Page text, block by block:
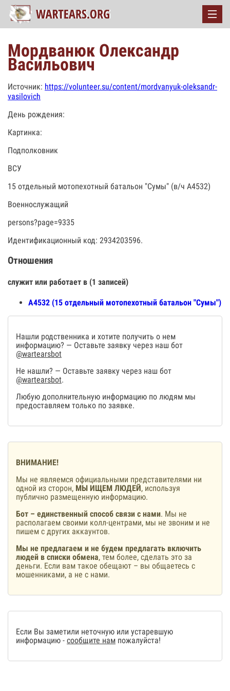
Мордванюк Олександр
Васильович
Источник: https://volunteer.su/content/mordvanyuk-oleksandr-
vasilovich
День рождения:
Картинка:
Подполковник
ВСУ
15 отдельный мотопехотный батальон "Сумы" (в/ч А4532)
Военнослужащий
persons?page=9335
Идентификационный код: 2934203596.
Отношения
служит или работает в (1 записей)
А4532 (15 отдельный мотопехотный батальон "Сумы")
Нашли родственника и хотите получить о нем
информацию? — Оставьте заявку через наш бот
@wartearsbot
Не нашли? — Оставьте заявку через наш бот
@wartearsbot.
Любую дополнительную информацию по людям мы
предоставляем только по заявке.
ВНИМАНИЕ!
Мы не являемся официальными представителями ни
одной из сторон, МЫ ИЩЕМ ЛЮДЕЙ, используя
публично размещенную информацию.
Бот – единственный способ связи с нами. Мы не
располагаем своими колл-центрами, мы не звоним и не
пишем с других аккаунтов.
Мы не предлагаем и не будем предлагать включить
людей в списки обмена, тем более, сделать это за
деньги. Если вам такое обещают – вы общаетесь с
мошенниками, а не с нами.
Если Вы заметили неточную или устаревшую
информацию - сообщите нам пожалуйста!